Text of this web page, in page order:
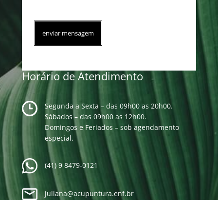
enviar mensagem
Horário de Atendimento
Segunda a Sexta – das 09h00 as 20h00.
Sábados – das 09h00 as 12h00.
Domingos e Feriados – sob agendamento
especial.
(41) 9 8479-0121
juliana@acupuntura.enf.br